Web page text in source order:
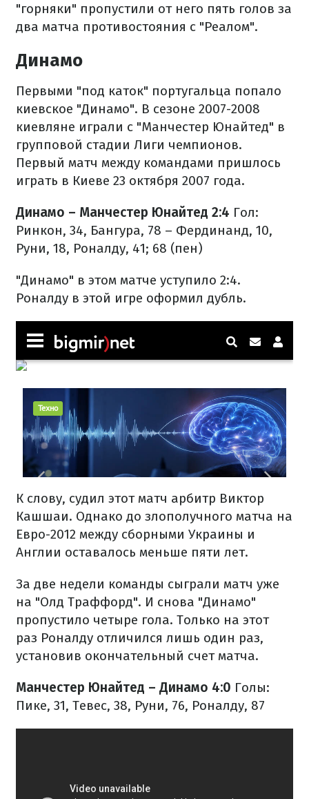
"горняки" пропустили от него пять голов за
два матча противостояния с "Реалом".
Динамо
Первыми "под каток" португальца попало
киевское "Динамо". В сезоне 2007-2008
киевляне играли с "Манчестер Юнайтед" в
групповой стадии Лиги чемпионов.
Первый матч между командами пришлось
играть в Киеве 23 октября 2007 года.
Динамо – Манчестер Юнайтед 2:4 Гол:
Ринкон, 34, Бангура, 78 – Фердинанд, 10,
Руни, 18, Роналду, 41; 68 (пен)
"Динамо" в этом матче уступило 2:4.
Роналду в этой игре оформил дубль.
К слову, судил этот матч арбитр Виктор
Кашшаи. Однако до злополучного матча на
Евро-2012 между сборными Украины и
Англии оставалось меньше пяти лет.
За две недели команды сыграли матч уже
на "Олд Траффорд". И снова "Динамо"
пропустило четыре гола. Только на этот
раз Роналду отличился лишь один раз,
установив окончательный счет матча.
Манчестер Юнайтед – Динамо 4:0 Голы:
Пике, 31, Тевес, 38, Руни, 76, Роналду, 87